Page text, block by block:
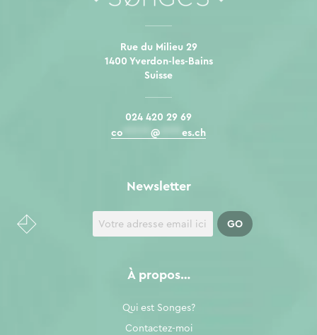
Rue du Milieu 29
1400 Yverdon-les-Bains
Suisse
024 420 29 69
co
@ es.ch
À propos…
Qui est Songes?
Contactez-moi
Newsletter